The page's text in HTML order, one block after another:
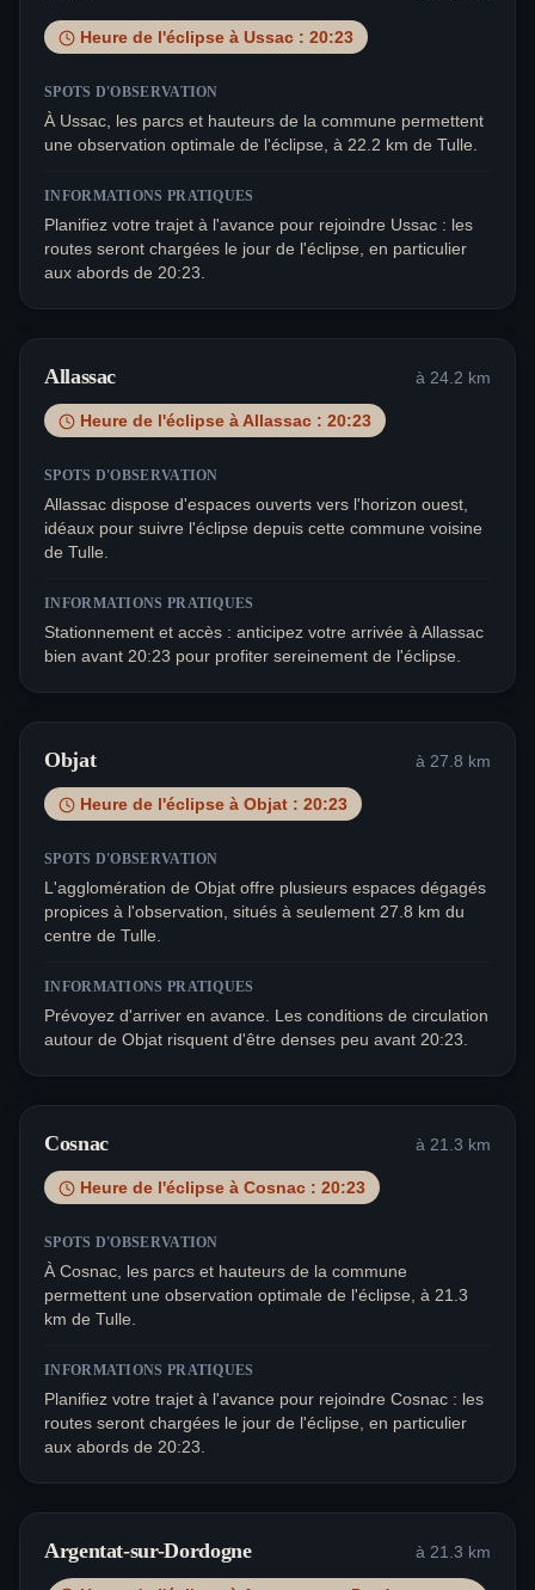
Heure de l'éclipse à Ussac : 20:23
SPOTS D'OBSERVATION
À Ussac, les parcs et hauteurs de la commune permettent
une observation optimale de l'éclipse, à 22.2 km de Tulle.
INFORMATIONS PRATIQUES
Planifiez votre trajet à l'avance pour rejoindre Ussac : les
routes seront chargées le jour de l'éclipse, en particulier
aux abords de 20:23.
Allassac à 24.2 km
Heure de l'éclipse à Allassac : 20:23
SPOTS D'OBSERVATION
Allassac dispose d'espaces ouverts vers l'horizon ouest,
idéaux pour suivre l'éclipse depuis cette commune voisine
de Tulle.
INFORMATIONS PRATIQUES
Stationnement et accès : anticipez votre arrivée à Allassac
bien avant 20:23 pour profiter sereinement de l'éclipse.
Objat à 27.8 km
Heure de l'éclipse à Objat : 20:23
SPOTS D'OBSERVATION
L'agglomération de Objat offre plusieurs espaces dégagés
propices à l'observation, situés à seulement 27.8 km du
centre de Tulle.
INFORMATIONS PRATIQUES
Prévoyez d'arriver en avance. Les conditions de circulation
autour de Objat risquent d'être denses peu avant 20:23.
Cosnac à 21.3 km
Heure de l'éclipse à Cosnac : 20:23
SPOTS D'OBSERVATION
À Cosnac, les parcs et hauteurs de la commune
permettent une observation optimale de l'éclipse, à 21.3
km de Tulle.
INFORMATIONS PRATIQUES
Planifiez votre trajet à l'avance pour rejoindre Cosnac : les
routes seront chargées le jour de l'éclipse, en particulier
aux abords de 20:23.
Argentat-sur-Dordogne à 21.3 km